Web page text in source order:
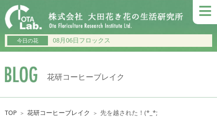
≡
今日の花 08月06日フロックス
花研コーヒーブレイク
TOP ＞ 花研コーヒーブレイク ＞ 先を越された！(*_*;